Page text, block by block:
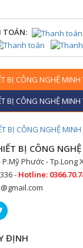
TOÁN:
BỊ CÔNG NGHỆ MINH
BỊ CÔNG NGHỆ MINH
BỊ CÔNG
Phước - Tp.Long
- Hotline:
ĐỊNH